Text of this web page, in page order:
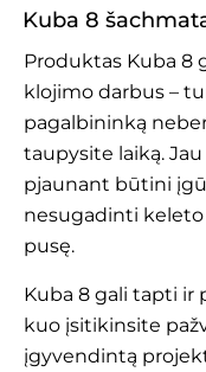
Kuba 8
Produktas Kuba 8
klojimo darbus –
pagalbininką
taupysite laiką.
pjaunant būtini
nesugadinti
pusę.
Kuba 8 gali tapti
kuo įsitikinsite
įgyvendintą